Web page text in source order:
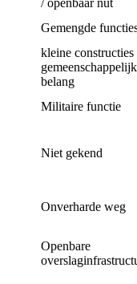
Gemengde
kleine constructies
gemeenschappelijk
belang
Militaire functie
Niet gekend
Onverharde weg
Openbare